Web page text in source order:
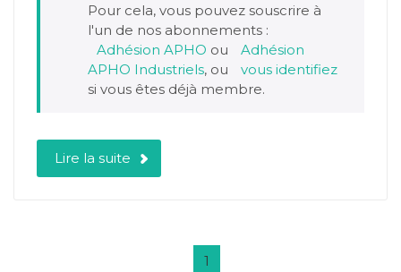
Pour cela, vous pouvez souscrire à
l'un de nos abonnements :
Adhésion APHO ou
Adhésion
APHO Industriels, ou
vous identifiez
si vous êtes déjà membre.
Lire la suite
1